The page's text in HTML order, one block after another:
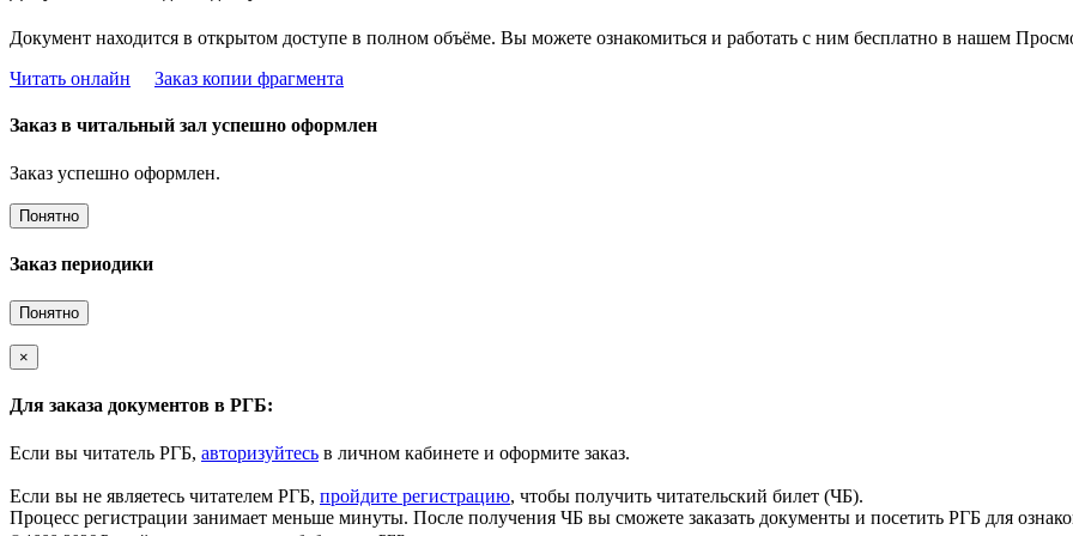
Документ находится в открытом доступе в полном объёме. Вы можете ознакомиться и работать с ним бесплатно в нашем
Читать онлайн
Заказ копии фрагмента
Заказ в читальный зал успешно оформлен
Заказ успешно оформлен.
Понятно
Заказ периодики
Понятно
×
Для заказа документов в РГБ:
Если вы читатель РГБ, авторизуйтесь в личном кабинете и оформите заказ.
Если вы не являетесь читателем РГБ, пройдите регистрацию, чтобы получить читательский билет (ЧБ).
Процесс регистрации занимает меньше минуты. После получения ЧБ вы сможете заказать документы и посетить РГБ для